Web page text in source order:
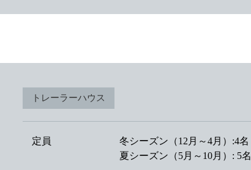
トレーラーハウス
定員
冬シーズン（12月～4月）:4名
夏シーズン（5月～10月）: 5名